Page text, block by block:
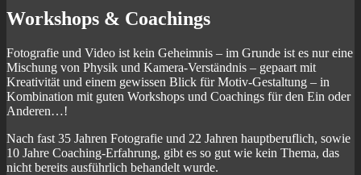
Workshops & Coachings
Fotografie und Video ist kein Geheimnis – im Grunde ist es nur eine
Mischung von Physik und Kamera-Verständnis – gepaart mit
Kreativität und einem gewissen Blick für Motiv-Gestaltung – in
Kombination mit guten Workshops und Coachings für den Ein oder
Anderen…!
Nach fast 35 Jahren Fotografie und 22 Jahren hauptberuflich, sowie
10 Jahre Coaching-Erfahrung, gibt es so gut wie kein Thema, das
nicht bereits ausführlich behandelt wurde.